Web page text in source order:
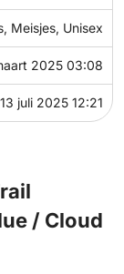
Meisjes, Unisex
2025 03:08
13 juli 2025 12:21
/ Cloud